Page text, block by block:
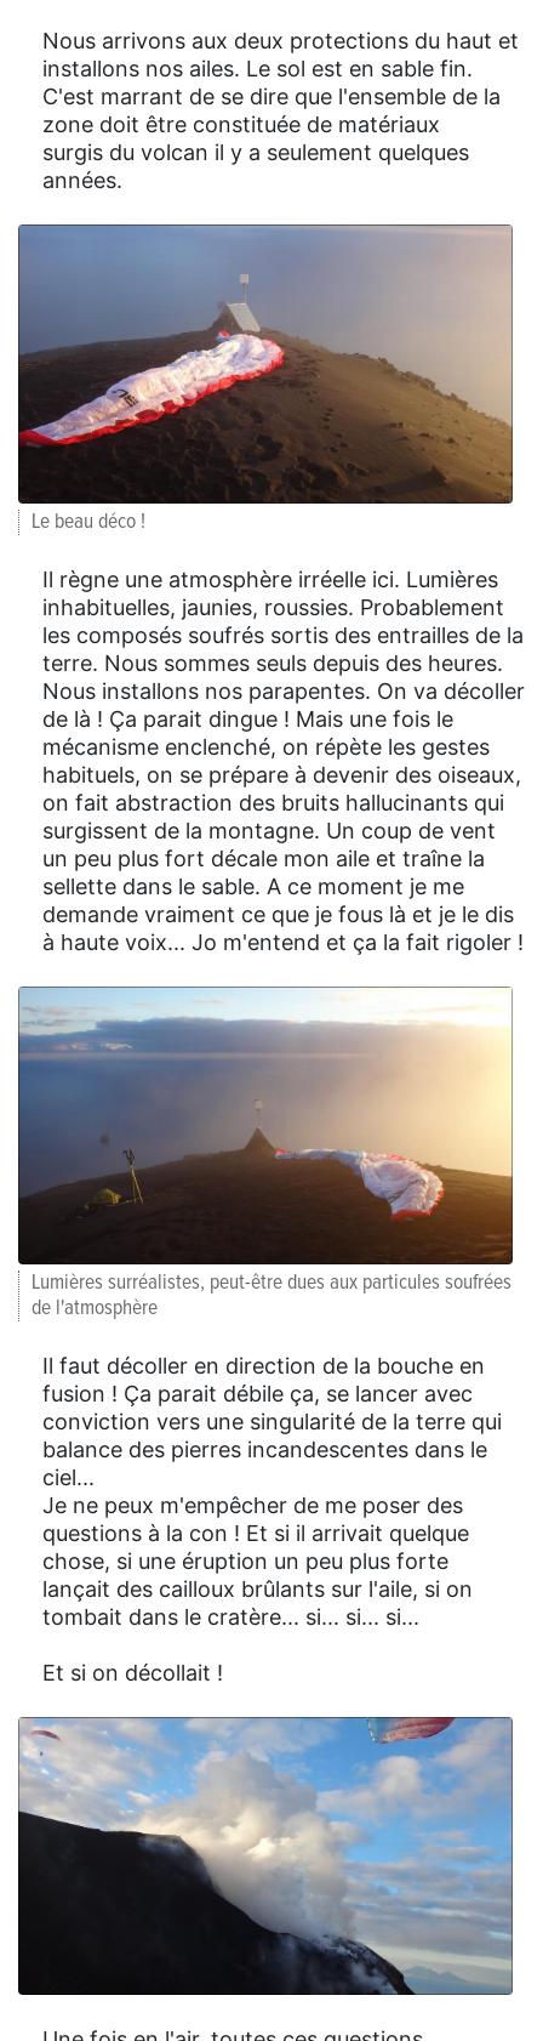
Nous arrivons aux deux protections du haut et
installons nos ailes. Le sol est en sable fin.
C'est marrant de se dire que l'ensemble de la
zone doit être constituée de matériaux
surgis du volcan il y a seulement quelques
années.
Le beau déco !
Il règne une atmosphère irréelle ici. Lumières
inhabituelles, jaunies, roussies. Probablement
les composés soufrés sortis des entrailles de la
terre. Nous sommes seuls depuis des heures.
Nous installons nos parapentes. On va décoller
de là ! Ça parait dingue ! Mais une fois le
mécanisme enclenché, on répète les gestes
habituels, on se prépare à devenir des oiseaux,
on fait abstraction des bruits hallucinants qui
surgissent de la montagne. Un coup de vent
un peu plus fort décale mon aile et traîne la
sellette dans le sable. A ce moment je me
demande vraiment ce que je fous là et je le dis
à haute voix... Jo m'entend et ça la fait rigoler !
Lumières surréalistes, peut-être dues aux particules soufrées
de l'atmosphère
Il faut décoller en direction de la bouche en
fusion ! Ça parait débile ça, se lancer avec
conviction vers une singularité de la terre qui
balance des pierres incandescentes dans le
ciel...
Je ne peux m'empêcher de me poser des
questions à la con ! Et si il arrivait quelque
chose, si une éruption un peu plus forte
lançait des cailloux brûlants sur l'aile, si on
tombait dans le cratère... si... si... si...
Et si on décollait !